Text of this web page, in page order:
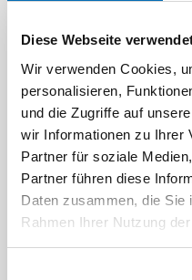
Diese Webseite
Wir verwenden Cookies,
personalisieren,
und die Zugriffe auf
wir Informationen zu Ihrer
Partner für soziale
Partner führen diese
Daten zusammen, die Sie
Rahmen Ihrer Nutzung
Rollan 40 NT, mit
Kunststoff
Artikel-Nr. GEZ160363
(458058)
1 2